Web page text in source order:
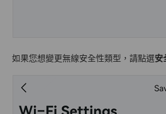
如果您想變更無線安全性類型，請點選安